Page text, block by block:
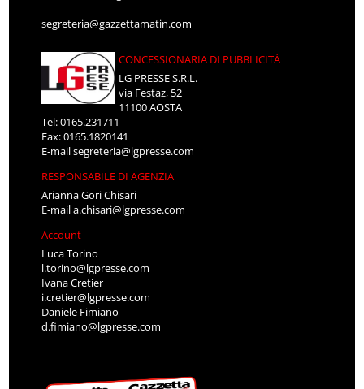
segreteria@gazzettamatin.com
CONCESSIONARIA DI PUBBLICITÀ
LG PRESSE S.R.L.
via Festaz, 52
11100 AOSTA
Tel: 0165.231711
Fax: 0165.1820141
E-mailsegreteria@lgpresse.com
RESPONSABILE DI AGENZIA
Arianna Gori Chisari
E-maila.chisari@lgpresse.com
Account
Luca Torino
l.torino@lgpresse.com
Ivana Cretier
i.cretier@lgpresse.com
Daniele Fimiano
d.fimiano@lgpresse.com